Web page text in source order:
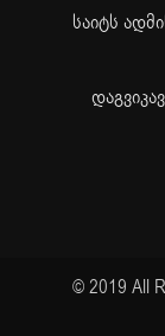
საიტს
© 2019 All